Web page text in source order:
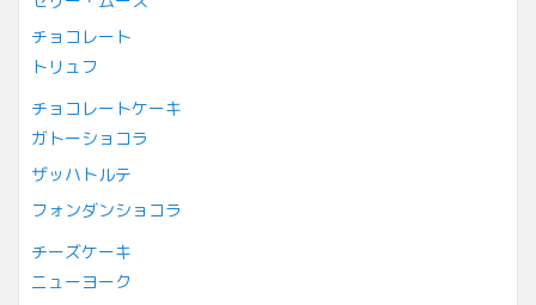
チョコレート
トリュフ
チョコレートケーキ
ガトーショコラ
ザッハトルテ
フォンダンショコラ
チーズケーキ
ニューヨーク